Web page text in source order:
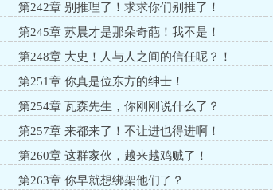
第242章 别推理了！求求你们别推了！
第245章 苏晨才是那朵奇葩！我不是！
第248章 大史！人与人之间的信任呢？！
第251章 你真是位东方的绅士！
第254章 瓦森先生，你刚刚说什么了？
第257章 来都来了！不让进也得进啊！
第260章 这群家伙，越来越鸡贼了！
第263章 你早就想绑架他们了？